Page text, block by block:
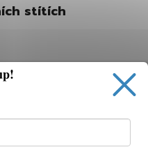
vám umožnili pohodlné
webu neustále zlepšovat
stítích